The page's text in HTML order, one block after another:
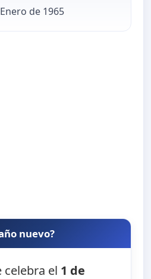
de 1965
nuevo?
celebra el 1 de